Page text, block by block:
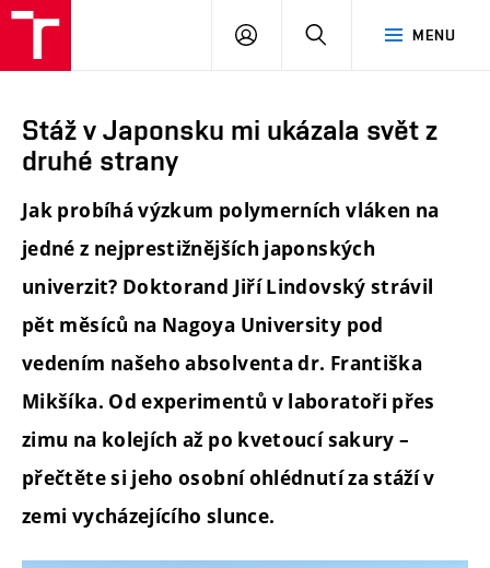
MENU
PŘIHLÁSIT
Stáž v Japonsku mi ukázala svět z
druhé strany
Jak probíhá výzkum polymerních vláken na
jedné z nejprestižnějších japonských
univerzit? Doktorand Jiří Lindovský strávil
pět měsíců na Nagoya University pod
vedením našeho absolventa dr. Františka
Mikšíka. Od experimentů v laboratoři přes
zimu na kolejích až po kvetoucí sakury –
přečtěte si jeho osobní ohlédnutí za stáží v
zemi vycházejícího slunce.